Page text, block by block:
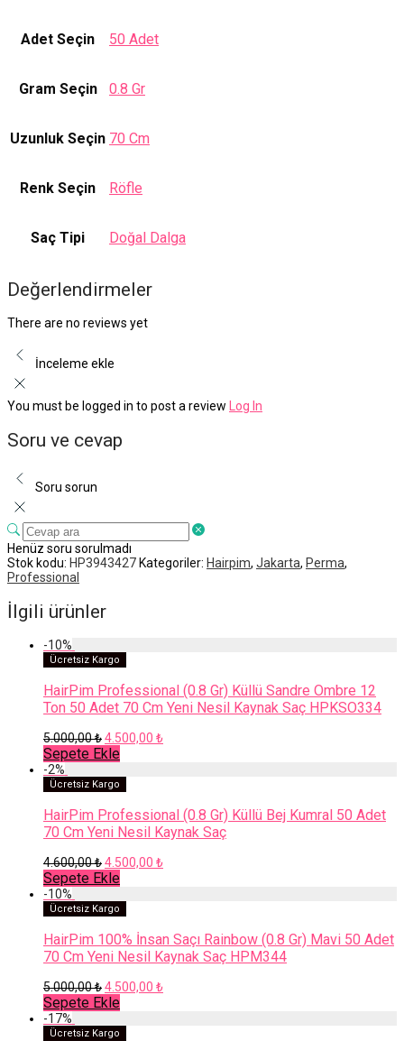
Adet Seçin 50 Adet
Gram Seçin 0.8 Gr
Uzunluk Seçin 70 Cm
Renk Seçin Röfle
Saç Tipi Doğal Dalga
Değerlendirmeler
There are no reviews yet
İnceleme ekle
You must be logged in to post a review Log In
Soru ve cevap
Soru sorun
Henüz soru sorulmadı
Stok kodu: HP3943427 Kategoriler: Hairpim, Jakarta, Perma,
Professional
İlgili ürünler
-10%
Ücretsiz Kargo
HairPim Professional (0.8 Gr) Küllü Sandre Ombre 12
Ton 50 Adet 70 Cm Yeni Nesil Kaynak Saç HPKSO334
5.000,00₺Orijinal
fiyat:
5.000,00 ₺.
4.500,00 ₺Şu
Sepete Ekle
-2%
Ücretsiz Kargo
HairPim Professional (0.8 Gr) Küllü Bej Kumral 50 Adet
70 Cm Yeni Nesil Kaynak Saç
4.600,00₺Orijinal
fiyat:
4.600,00 ₺.
4.500,00 ₺Şu
Sepete Ekle
-10%
Ücretsiz Kargo
HairPim 100% İnsan Saçı Rainbow (0.8 Gr) Mavi 50 Adet
70 Cm Yeni Nesil Kaynak Saç HPM344
5.000,00₺Orijinal
fiyat:
5.000,00 ₺.
4.500,00 ₺Şu
Sepete Ekle
-17%
Ücretsiz Kargo